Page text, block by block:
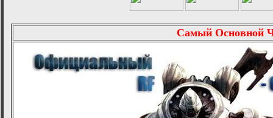
Самый Основной